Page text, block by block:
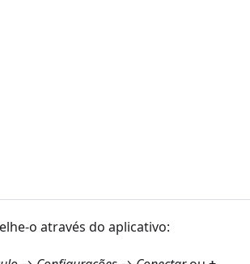
o através do aplicativo: